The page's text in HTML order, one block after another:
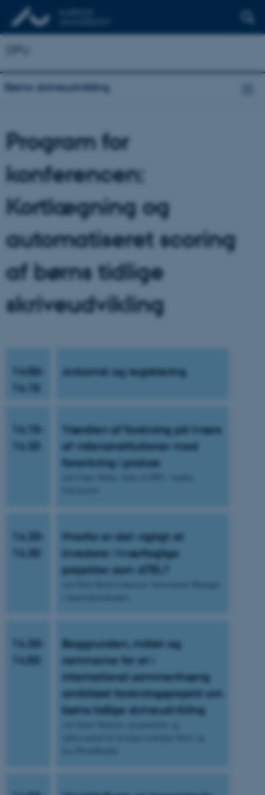
Børns skriveudvikling
Program for
konferencen:
Kortlægning og
automatiseret scoring
af børns tidlige
skriveudvikling
14:00-
14.15
Ankomst og registrering
14.15-
14.20
Værdien af forskning på tværs
af vidensinstitutioner med
forankring i praksis
14.20-
14.30
Hvorfor er det vigtigt at
investere i tværfaglige
projekter som ATEL?
14.30-
14.50
Baggrunden, målet og
rammerne for et i
international sammenhæng
ambitiøst forskningsprojekt om
børns tidlige skriveudvikling